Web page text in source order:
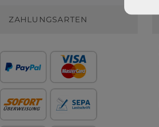
ZAHLUNGSARTEN